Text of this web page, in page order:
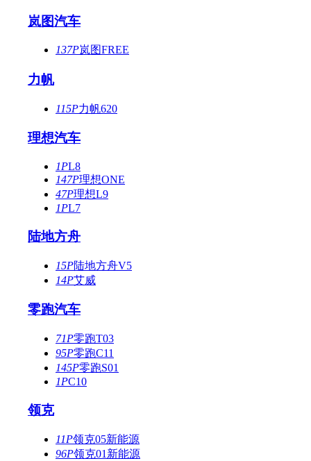
岚图汽车
137P岚图FREE
力帆
115P力帆620
理想汽车
1PL8
147P理想ONE
47P理想L9
1PL7
陆地方舟
15P陆地方舟V5
14P艾威
零跑汽车
71P零跑T03
95P零跑C11
145P零跑S01
1PC10
领克
11P领克05新能源
96P领克01新能源